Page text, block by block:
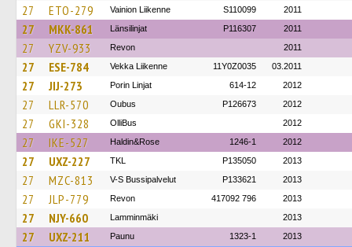
27 ETO-279 Vainion Liikenne S110099 2011
27 MKK-861 Länsilinjat P116307 2011
27 YZV-933 Revon 2011
27 ESE-784 Vekka Liikenne 11Y0Z0035 03.2011
27 JIJ-273 Porin Linjat 614-12 2012
27 LLR-570 Oubus P126673 2012
27 GKI-328 OlliBus 2012
27 IKE-527 Haldin&Rose 1246-1 2012
27 UXZ-227 TKL P135050 2013
27 MZC-813 V-S Bussipalvelut P133621 2013
27 JLP-779 Revon 417092 796 2013
27 NJY-660 Lamminmäki 2013
27 UXZ-211 Paunu 1323-1 2013